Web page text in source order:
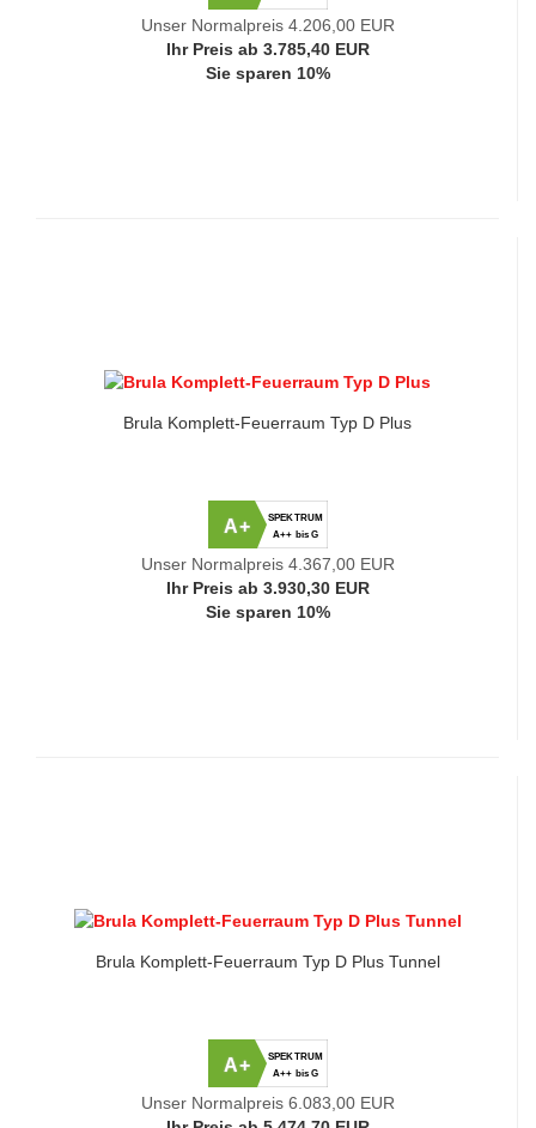
Unser Normalpreis 4.206,00 EUR
Ihr Preis ab 3.785,40 EUR
Sie sparen 10%
Brula Komplett-Feuerraum Typ D Plus
A+
SPEKTRUM
A++ bis G
Unser Normalpreis 4.367,00 EUR
Ihr Preis ab 3.930,30 EUR
Sie sparen 10%
Brula Komplett-Feuerraum Typ D Plus Tunnel
A+
SPEKTRUM
A++ bis G
Unser Normalpreis 6.083,00 EUR